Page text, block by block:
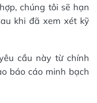
chúng tôi sẽ hạn
khi đã xem xét kỹ
cầu này từ chính
báo cáo minh bạch